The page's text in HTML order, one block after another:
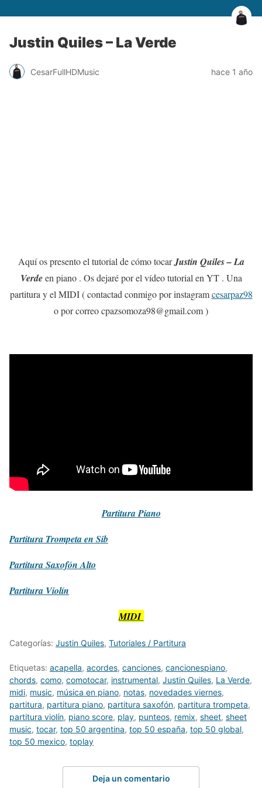
Justin Quiles – La Verde
CesarFullHDMusic hace 1 año
Aquí os presento el tutorial de cómo tocarJustin Quiles – La
Verdeen piano . Os dejaré por el vídeo tutorial en YT . Una
partitura y el MIDI ( contactad conmigo por instagramcesarpaz98
o por correo cpazsomoza98@gmail.com )
PartituraPiano
Partitura Trompeta en Sib
PartituraSaxofón Alto
Partitura Violín
MIDI
Categorías: Justin Quiles, Tutoriales / Partitura
Etiquetas: acapella, acordes, canciones, cancionespiano,
chords, como, comotocar, instrumental, Justin Quiles, La Verde,
midi, music, música en piano, notas, novedades viernes,
partitura, partitura piano, partitura saxofón, partitura trompeta,
partitura violín, piano score, play, punteos, remix, sheet, sheet
music, tocar, top 50 argentina, top 50 españa, top 50 global,
top 50 mexico, toplay
Deja un comentario